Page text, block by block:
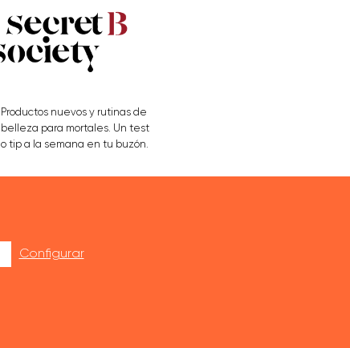
Productos nuevos y rutinas de
belleza para mortales. Un test
o tip a la semana en tu buzón.
Configurar